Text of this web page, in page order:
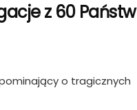
z 60 Państw
o tragicznych